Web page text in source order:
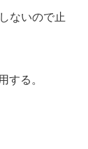
ないので止
する。